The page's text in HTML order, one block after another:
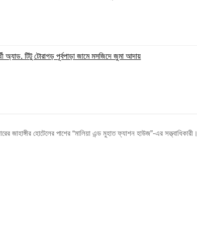
অ্যাড. টিটু টোরাগড় পূর্বপাড়া জামে মসজিদে জুমা আদায়
জাহাঙ্গীর হোটেলের পাশের “মালিয়া এন্ড মুহাত ফ্যাশন হাউজ”-এর সত্ত্বাধিকারী।